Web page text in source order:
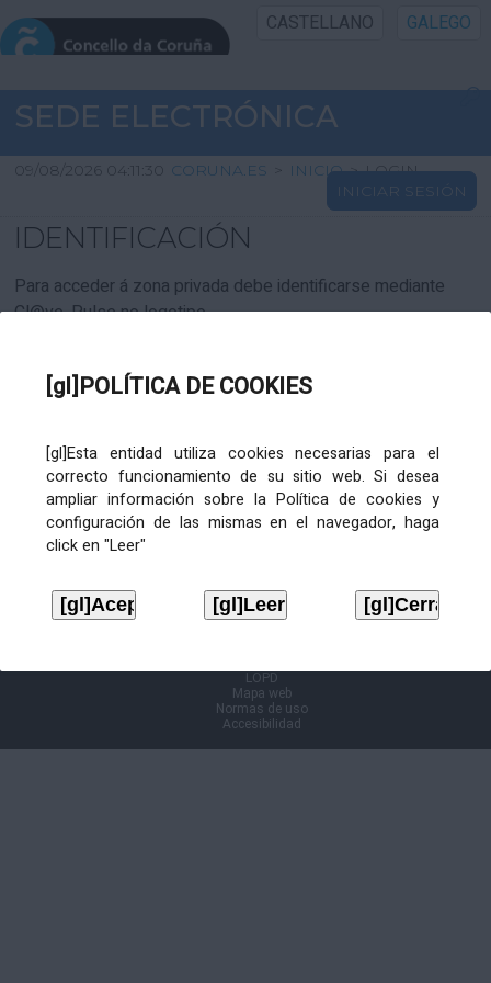
[gl]POLÍTICA DE COOKIES
[gl]Esta entidad utiliza cookies necesarias para el
correcto funcionamiento de su sitio web. Si desea
ampliar información sobre la Política de cookies y
configuración de las mismas en el navegador, haga
click en "Leer"
CASTELLANO GALEGO
INICIO SEDE
INICIO
INFORMACIÓN PÚBLICA
CARTAFOL CIDADÁN
SEDE ELECTRÓNICA
09/08/2026 04:11:30 CORUNA.ES > INICIO > LOGIN
INICIAR SESIÓN
IDENTIFICACIÓN
Para acceder á zona privada debe identificarse mediante
Cl@ve. Pulse no logotipo
LOPD
Mapa web
Normas de uso
Accesibilidad